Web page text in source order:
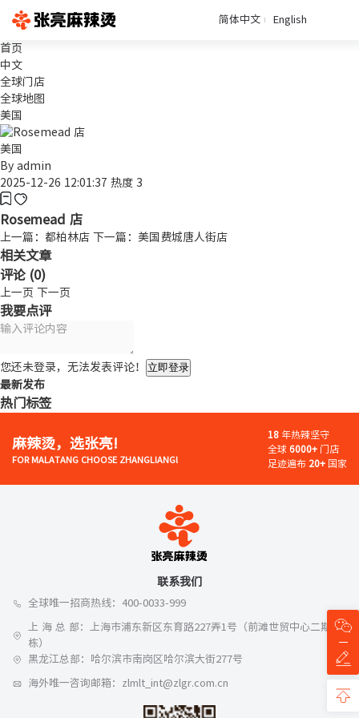
简体中文 English
首页
中文
全球门店
全球地图
美国
美国
By admin
2025-12-26 12:01:37 热度 3
Rosemead 店
上一篇：都柏林店 下一篇：美国费城唐人街店
相关文章
评论 (0)
上一页 下一页
我要点评
您还未登录，无法发表评论！ 立即登录
最新发布
热门标签
麻辣烫，选张亮!
FOR MALATANG CHOOSE ZHANGLIANG!
18 年热辣坚守
全球 6000+ 门店
足迹遍布 20+ 国家
联系我们
全球唯一招商热线：400-0033-999
上 海 总 部：上海市浦东新区东育路227弄1号（前滩世贸中心二期A
栋）
黑龙江总部：哈尔滨市南岗区哈尔滨大街277号
海外唯一咨询邮箱：zlmlt_int@zlgr.com.cn